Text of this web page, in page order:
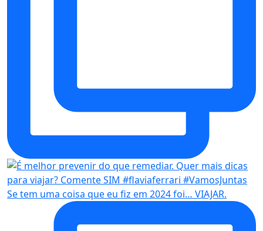
Se tem uma coisa que eu fiz em 2024 foi… VIAJAR.